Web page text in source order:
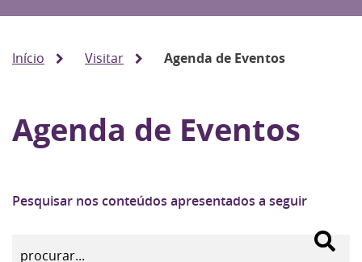
Início Visitar Agenda de Eventos
Agenda de Eventos
Pesquisar nos conteúdos apresentados a seguir